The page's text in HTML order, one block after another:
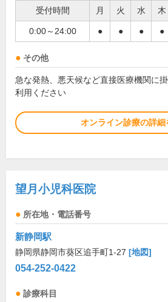
受付時間 月 火 水 木
0:00～24:00 ● ● ● ●
その他
急な発熱、悪天候など直接医療機関に
利用ください
オンライン診療の詳細
望月小児科医院
所在地・電話番号
新静岡駅
静岡県静岡市葵区追手町1-27 [地図]
054-252-0422
診療科目